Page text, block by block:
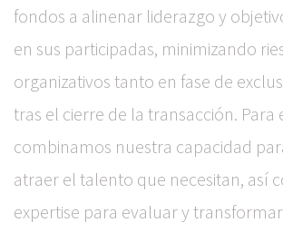
fondos a alinenar liderazgo y
en sus participadas, minimizando
organizativos tanto en fase de
tras el cierre de la transacción. Para
combinamos nuestra capacidad
atraer el talento que necesitan, así
expertise para evaluar y